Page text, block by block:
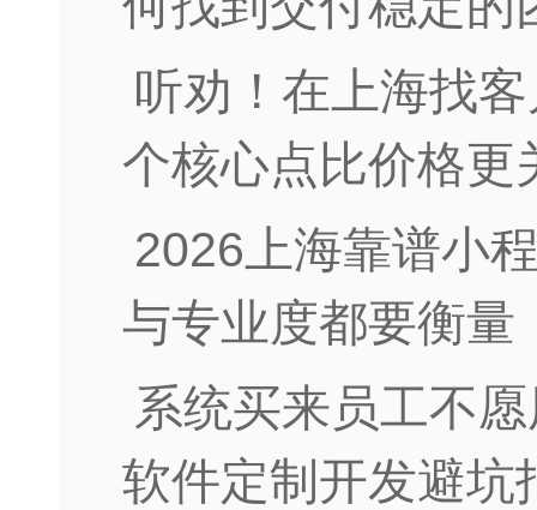
听劝！在上海找
个核心点比价格更
2026上海靠谱小
与专业度都要衡量
系统买来员工不
软件定制开发避坑